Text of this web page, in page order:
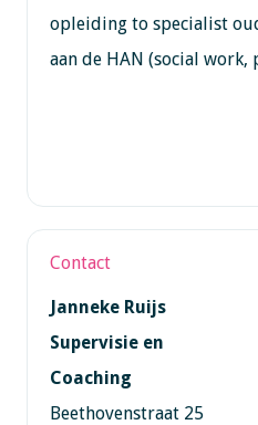
opleiding to specialist
aan de HAN (social work,
Contact
Janneke Ruijs
Supervisie en
Coaching
Beethovenstraat 25